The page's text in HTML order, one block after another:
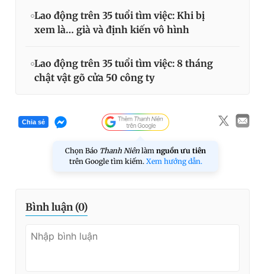
Lao động trên 35 tuổi tìm việc: Khi bị
xem là… già và định kiến vô hình
Lao động trên 35 tuổi tìm việc: 8 tháng
chật vật gõ cửa 50 công ty
Chia sẻ
Chọn Báo Thanh Niên làm nguồn ưu tiên
trên Google tìm kiếm. Xem hướng dẫn.
Bình luận (0)